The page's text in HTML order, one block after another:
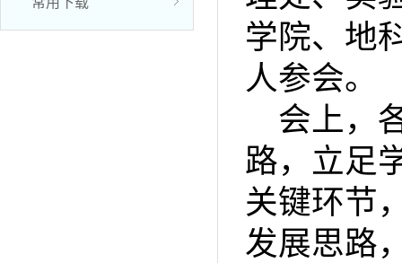
学院、地
人参会。
会上，
路，立足
关键环节
发展思路